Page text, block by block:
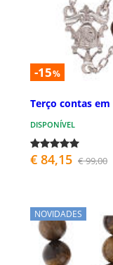
-15%
Terço contas
DISPONÍVEL
€ 84,15 € 99,00
NOVIDADES